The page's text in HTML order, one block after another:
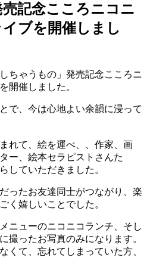
記念こころニコニ
ブを開催しまし
ちゃうもの」発売記念こころニ
開催しました。
で、今は心地よい余韻に浸って
れて、絵を運べ、、作家、画
ー、絵本セラピストさんた
していただきました。
ったお友達同士がつながり、楽
く嬉しいことでした。
ニューのニコニコランチ、そし
撮ったお写真のみになります。
くて、忘れてしまっていた方、